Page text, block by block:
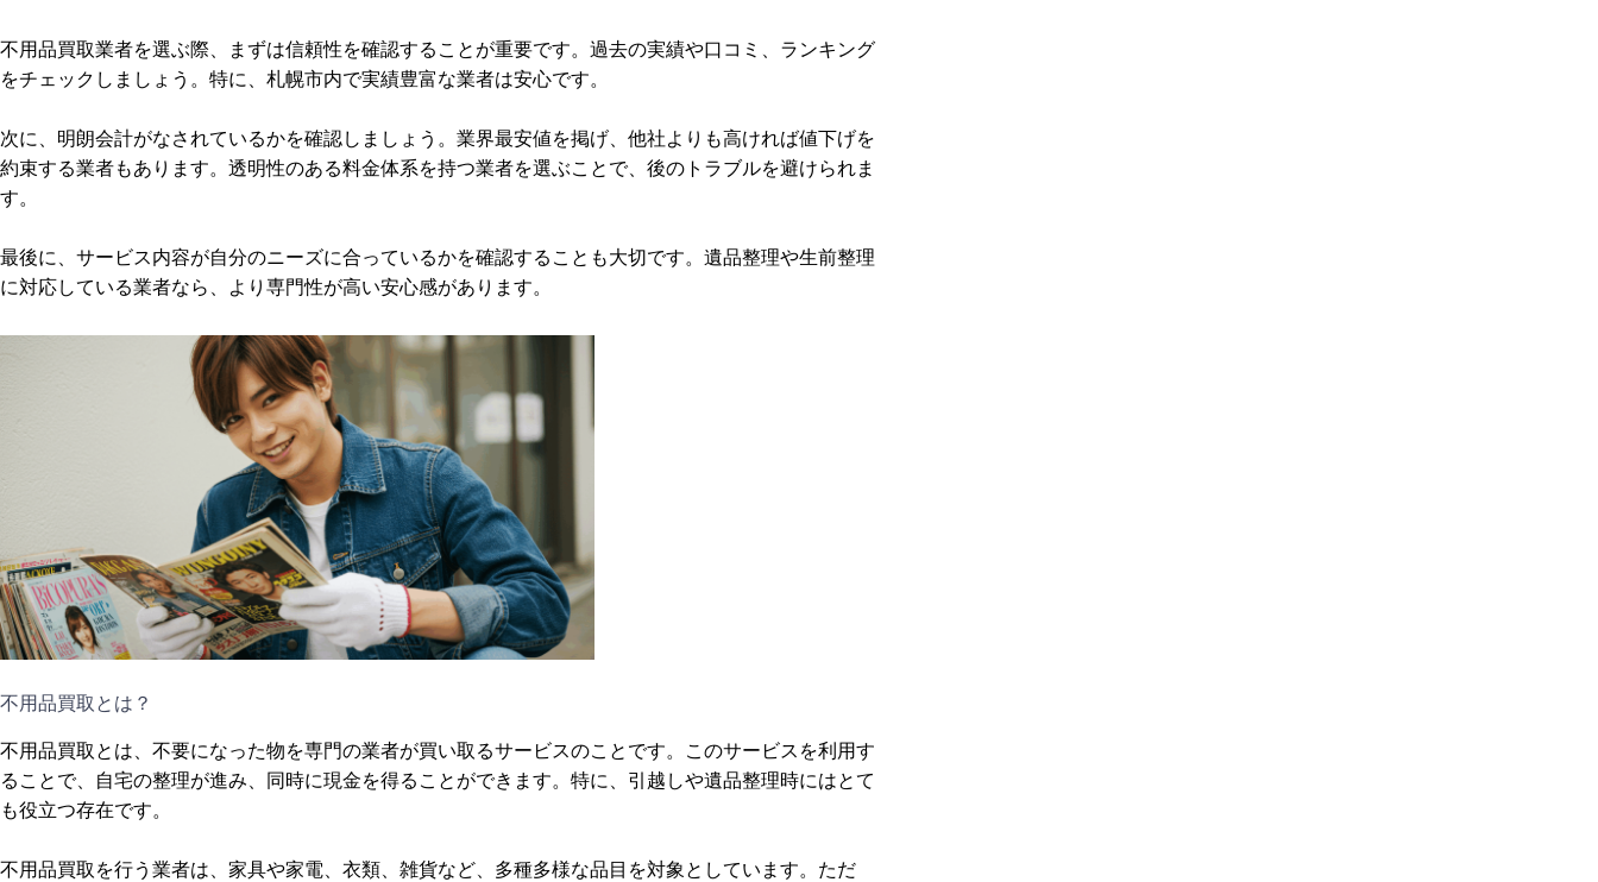
不用品買取業者を選ぶ際、まずは信頼性を確認することが重要です。過去の実績や口コミ、ランキング
をチェックしましょう。特に、札幌市内で実績豊富な業者は安心です。
次に、明朗会計がなされているかを確認しましょう。業界最安値を掲げ、他社よりも高ければ値下げを
約束する業者もあります。透明性のある料金体系を持つ業者を選ぶことで、後のトラブルを避けられま
す。
最後に、サービス内容が自分のニーズに合っているかを確認することも大切です。遺品整理や生前整理
に対応している業者なら、より専門性が高い安心感があります。
不用品買取とは？
不用品買取とは、不要になった物を専門の業者が買い取るサービスのことです。このサービスを利用す
ることで、自宅の整理が進み、同時に現金を得ることができます。特に、引越しや遺品整理時にはとて
も役立つ存在です。
不用品買取を行う業者は、家具や家電、衣類、雑貨など、多種多様な品目を対象としています。ただ